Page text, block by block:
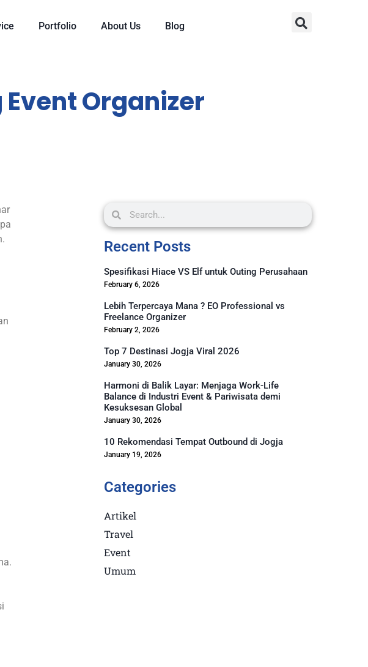
Portfolio About Us Blog
Organizer
Recent Posts
Spesifikasi Hiace VS Elf untuk Outing Perusahaan
February 6, 2026
Lebih Terpercaya Mana ? EO Professional vs
Freelance Organizer
February 2, 2026
Top 7 Destinasi Jogja Viral 2026
January 30, 2026
Harmoni di Balik Layar: Menjaga Work-Life
Balance di Industri Event & Pariwisata demi
Kesuksesan Global
January 30, 2026
10 Rekomendasi Tempat Outbound di Jogja
January 19, 2026
Categories
Artikel
Travel
Event
Umum